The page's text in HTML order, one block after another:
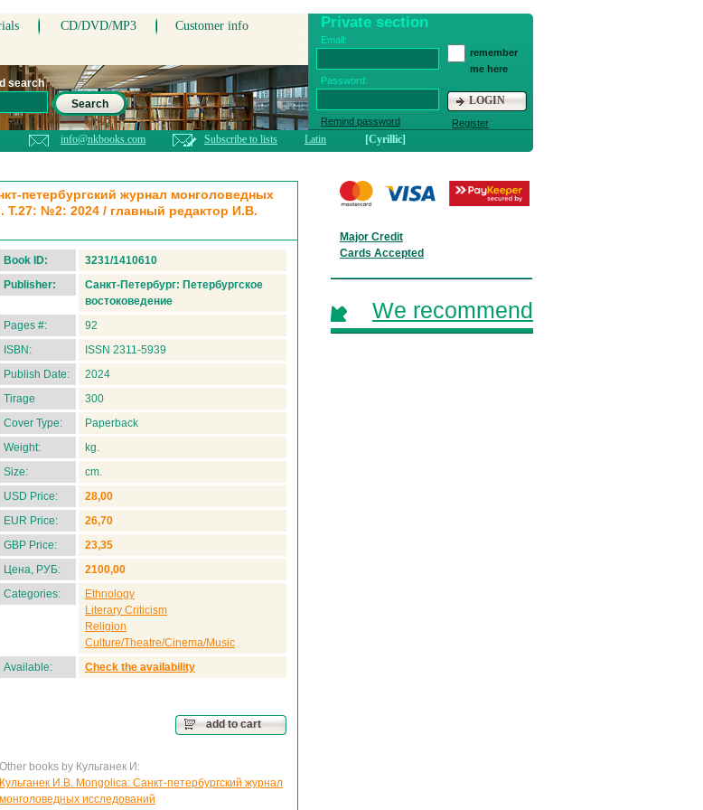
CD/DVD/MP3 Customer info Private section
Email:
Password:
Remind password
remember
me here
LOGIN
Register
search
Search
info@nkbooks.com Subscribe to lists Latin [Cyrillic]
петербургский журнал монголоведных
Т.27: №2: 2024 / главный редактор И.В.
Book ID:
3231/1410610
Publisher:
Санкт-Петербург: Петербургское
востоковедение
Pages #:
92
ISBN:
ISSN 2311-5939
Publish Date:
2024
Tirage
300
Cover Type:
Paperback
Weight:
kg.
Size:
cm.
USD Price:
28,00
EUR Price:
26,70
GBP Price:
23,35
Цена, РУБ:
2100,00
Categories:
Ethnology
Literary Criticism
Religion
Culture/Theatre/Cinema/Music
Available:
Check the availability
add to cart
Other books by Кульганек И:
Кульганек И.В. Mongolica: Санкт-петербургский журнал
монголоведных исследований
Major Credit
Cards Accepted
We recommend